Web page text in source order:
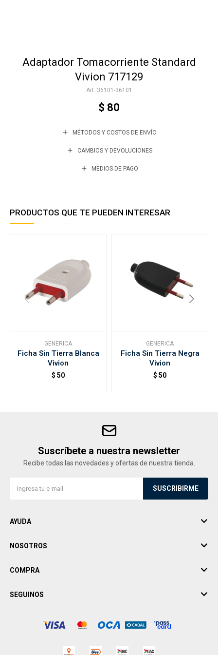
Adaptador Tomacorriente Standard
Vivion 717129
36101-36101
$ 80
MÉTODOS Y COSTOS DE ENVÍO
CAMBIOS Y DEVOLUCIONES
MEDIOS DE PAGO
PRODUCTOS QUE TE PUEDEN INTERESAR
GENERICA
Ficha Sin Tierra Blanca
Vivion
$ 50
GENERICA
Ficha Sin Tierra Negra
Vivion
$ 50
Suscríbete a nuestra newsletter
Recibe todas las novedades y ofertas de nuestra tienda.
SUSCRIBIRME
AYUDA
NOSOTROS
COMPRA
SEGUINOS
Varios